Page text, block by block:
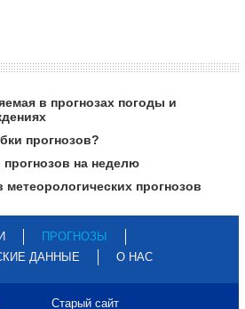
в прогнозах погоды и
прогнозов?
на неделю
прогнозов
ПРОГНОЗЫ
ДАННЫЕ
О НАС
Старый сайт